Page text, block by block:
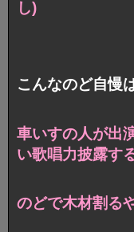
し)
こんなのど自慢
車いすの人が出
い歌唱力披露す
のどで木材割る